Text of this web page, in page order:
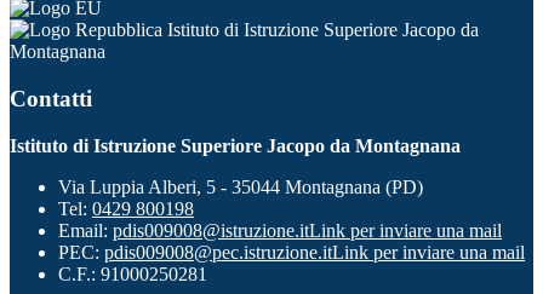
Istituto di Istruzione Superiore Jacopo da
Montagnana
Contatti
Istituto di Istruzione Superiore Jacopo da Montagnana
Via Luppia Alberi, 5 - 35044 Montagnana (PD)
Tel: 0429 800198
Email: pdis009008@istruzione.itLink per inviare una mail
PEC: pdis009008@pec.istruzione.itLink per inviare una mail
C.F.: 91000250281